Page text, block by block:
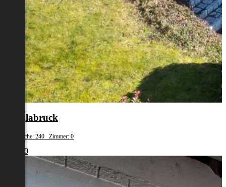
Vöcklabruck
Wohnfläche: 240 Zimmer: 0
€ 3.400